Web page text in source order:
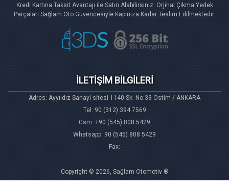
Kredi Kartına Taksit Avantajı ile Satın Alabilirsiniz. Orjinal Çıkma Yedek
Parçaları Sağlam Oto Güvencesiyle Kapınıza Kadar Teslim Edilmektedir.
İLETİŞİM BİLGİLERİ
Adres: Ayyıldız Sanayi sitesi 1140 Sk. No:33 Ostim / ANKARA
Tel: 90 (312) 394 7569
Gsm: +90 (545) 808 5429
Whatsapp: 90 (545) 808 5429
Fax:
Copyright © 2026, Sağlam Otomotiv ®